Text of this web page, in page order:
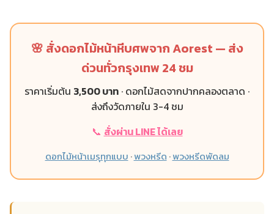
🌸 สั่งดอกไม้หน้าหีบศพจาก Aorest — ส่ง
ด่วนทั่วกรุงเทพ 24 ชม
ราคาเริ่มต้น 3,500 บาท · ดอกไม้สดจากปากคลองตลาด ·
ส่งถึงวัดภายใน 3-4 ชม
📞 สั่งผ่าน LINE ได้เลย
ดอกไม้หน้าเมรุทุกแบบ ·พวงหรีด ·พวงหรีดพัดลม